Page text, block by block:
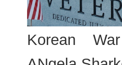
Korean